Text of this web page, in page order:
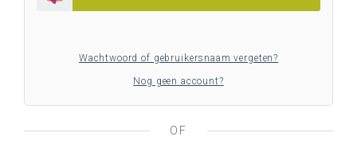
Wachtwoord of gebruikersnaam vergeten?
Nog geen account?
OF